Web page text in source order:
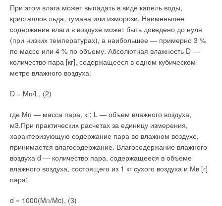
При этом влага может выпадать в виде капель воды,
кристаллов льда, тумана или изморози. Наименьшее
содержание влаги в воздухе может быть доведено до нуля
(при низких температурах), а наибольшее — примерно 3 %
по массе или 4 % по объему. Абсолютная влажность D —
количество пара [кг], содержащееся в одном кубическом
метре влажного воздуха:
D = Mп/L, (2)
где Мп — масса пара, кг; L — объем влажного воздуха,
м3.При практических расчетах за единицу измерения,
характеризующую содержание пара во влажном воздухе,
принимается влагосодержание. Влагосодержание влажного
воздуха d — количество пара, содержащееся в объеме
влажного воздуха, состоящего из 1 кг сухого воздуха и Мв [г]
пара:
d = 1000(Mп/Mc), (3)
и топлива.
По оценке специалистов Министерства промышленности,
энергетики и науки Свердловской области, потенциал
энергосбережения в индустриальном секторе региона
составляет порядка 30 млрд руб. Ожидается, что к 2010 г.
будет освоена 1/5 этого потенциала.
ЖКХ: в духе времени
Хорошо известно, что во многих регионах страны энерго-
эффективность ЖКХ оставляет желать лучшего. Однако
можно говорить и о наличии позитивных тенденций в этом
секторе экономики. Ситуация в коммунальном хозяйстве
Екатеринбурга наглядно иллюстрирует это утверждение.
Сегодня здесь около 80 % зданий оборудованы приборами
учета тепла. Расчеты за отопление производятся теперь в
не по установленным нормативам.